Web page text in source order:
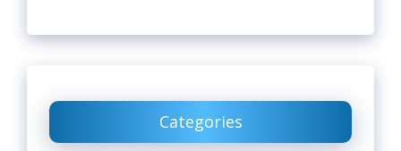
Categories